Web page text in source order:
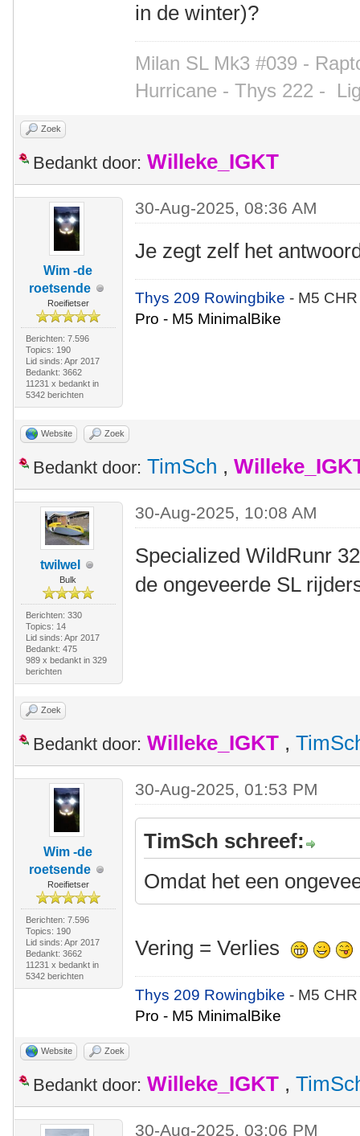
in de winter)?
Milan SL Mk3 #039 -
Hurricane - Thys 222 -
Zoek
Bedankt door: Willeke_IGKT
Wim -de
roetsende
Roeifietser
Berichten: 7.596
Topics: 190
Lid sinds: Apr 2017
Bedankt: 3662
11231 x bedankt in
5342 berichten
30-Aug-2025, 08:36 AM
Je zegt zelf het
Thys 209 Rowingbike- M5
Pro - M5 MinimalBike
Website Zoek
Bedankt door: TimSch ,
twilwel
Bulk
Berichten: 330
Topics: 14
Lid sinds: Apr 2017
Bedankt: 475
989 x bedankt in 329
berichten
30-Aug-2025, 10:08 AM
Specialized WildRunr
de ongeveerde SL
Zoek
Bedankt door: Willeke_IGKT ,
Wim -de
roetsende
Roeifietser
Berichten: 7.596
Topics: 190
Lid sinds: Apr 2017
Bedankt: 3662
11231 x bedankt in
5342 berichten
30-Aug-2025, 01:53 PM
TimSch schreef:
Omdat het een
Vering = Verlies
Thys 209 Rowingbike- M5
Pro - M5 MinimalBike
Website Zoek
Bedankt door: Willeke_IGKT ,
30-Aug-2025, 03:06 PM